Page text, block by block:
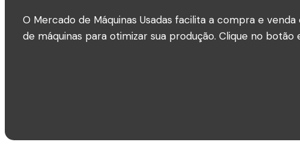
O Mercado de Máquinas Usadas facilita a compra e
de máquinas para otimizar sua produção. Clique no botão